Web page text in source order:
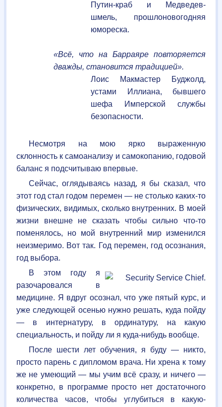
Путин-краб и Медведев-
шмель, прошлоновогодняя
юмореска.
«Всё, что на Барраяре повторяется
дважды, становится традицией».
Лоис Макмастер Буджолд,
устами Иллиана, бывшего
шефа Имперской службы
безопасности.
Несмотря на мою ярко выраженную
склонность к самоанализу и самокопанию, годовой
баланс я подсчитываю впервые.
Сейчас, оглядываясь назад, я бы сказал, что
этот год стал годом перемен — не столько каких-то
физических, видимых, сколько внутренних. В моей
жизни внешне не сказать чтобы сильно что-то
поменялось, но мой внутренний мир изменился
неизмеримо. Вот так. Год перемен, год осознания,
год выбора.
В этом году я
разочаровался в
медицине. Я вдруг осознал, что уже пятый курс, и
уже следующей осенью нужно решать, куда пойду
— в интернатуру, в ординатуру, на какую
специальность, и пойду ли я куда-нибудь вообще.
После шести лет обучения, я буду — никто,
просто парень с дипломом врача. Ни хрена к тому
же не умеющий — мы учим всё сразу, и ничего —
конкретно, в программе просто нет достаточного
количества часов, чтобы углубиться в какую-